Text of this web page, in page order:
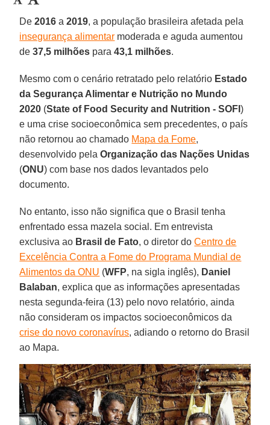
De2016 a2019, a população brasileira afetada pela
insegurança alimentar moderada e aguda aumentou
de37,5 milhões para43,1 milhões.
Mesmo com o cenário retratado pelo relatório Estado
da Segurança Alimentar e Nutrição no Mundo
2020 (State of Food Security and Nutrition - SOFI)
e uma crise socioeconômica sem precedentes, o país
não retornou ao chamado Mapa da Fome,
desenvolvido pelaOrganização das Nações Unidas
(ONU) com base nos dados levantados pelo
documento.
No entanto, isso não significa que o Brasil tenha
enfrentado essa mazela social. Em entrevista
exclusiva ao Brasil de Fato, o diretor doCentro de
Excelência Contra a Fome do Programa Mundial de
Alimentos da ONU (WFP, na sigla inglês), Daniel
Balaban, explica que as informações apresentadas
nesta segunda-feira (13) pelo novo relatório, ainda
não consideram os impactos socioeconômicos da
crise do novo coronavírus, adiando o retorno do Brasil
ao Mapa.